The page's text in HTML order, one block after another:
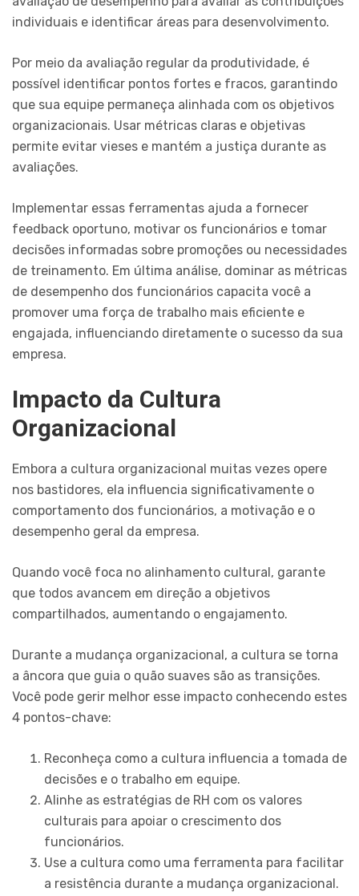
individuais e identificar áreas para desenvolvimento.
Por meio da avaliação regular da produtividade, é
possível identificar pontos fortes e fracos, garantindo
que sua equipe permaneça alinhada com os objetivos
organizacionais. Usar métricas claras e objetivas
permite evitar vieses e mantém a justiça durante as
avaliações.
Implementar essas ferramentas ajuda a fornecer
feedback oportuno, motivar os funcionários e tomar
decisões informadas sobre promoções ou necessidades
de treinamento. Em última análise, dominar as métricas
de desempenho dos funcionários capacita você a
promover uma força de trabalho mais eficiente e
engajada, influenciando diretamente o sucesso da sua
empresa.
Impacto da Cultura
Organizacional
Embora a cultura organizacional muitas vezes opere
nos bastidores, ela influencia significativamente o
comportamento dos funcionários, a motivação e o
desempenho geral da empresa.
Quando você foca no alinhamento cultural, garante
que todos avancem em direção a objetivos
compartilhados, aumentando o engajamento.
Durante a mudança organizacional, a cultura se torna
a âncora que guia o quão suaves são as transições.
Você pode gerir melhor esse impacto conhecendo estes
4 pontos-chave:
Reconheça como a cultura influencia a tomada de
decisões e o trabalho em equipe.
Alinhe as estratégias de RH com os valores
culturais para apoiar o crescimento dos
funcionários.
Use a cultura como uma ferramenta para facilitar
a resistência durante a mudança organizacional.